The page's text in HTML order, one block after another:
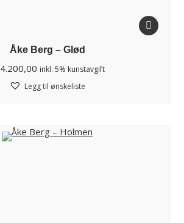
Åke Berg – Glød
4.200,00 inkl. 5% kunstavgift
Legg til ønskeliste